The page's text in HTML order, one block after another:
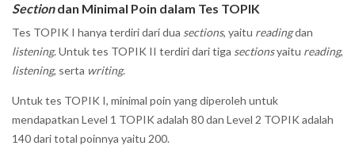
Sectiondan Minimal Poin dalam Tes TOPIK
Tes TOPIK I hanya terdiri dari dua sections, yaitu readingdan
listening. Untuk tes TOPIK II terdiri dari tiga sectionsyaitu reading,
listening, serta writing.
Untuk tes TOPIK I, minimal poin yang diperoleh untuk
mendapatkan Level 1 TOPIK adalah 80 dan Level 2 TOPIK adalah
140 dari total poinnya yaitu 200.